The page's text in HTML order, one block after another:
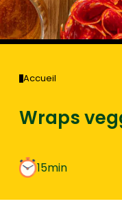
Accueil
Wraps
15min